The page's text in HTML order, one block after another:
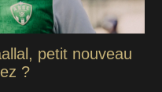
petit nouveau
?